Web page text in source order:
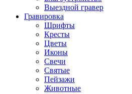
Выездной гравер
Гравировка
Шрифты
Кресты
Цветы
Иконы
Свечи
Святые
Пейзажи
Животные